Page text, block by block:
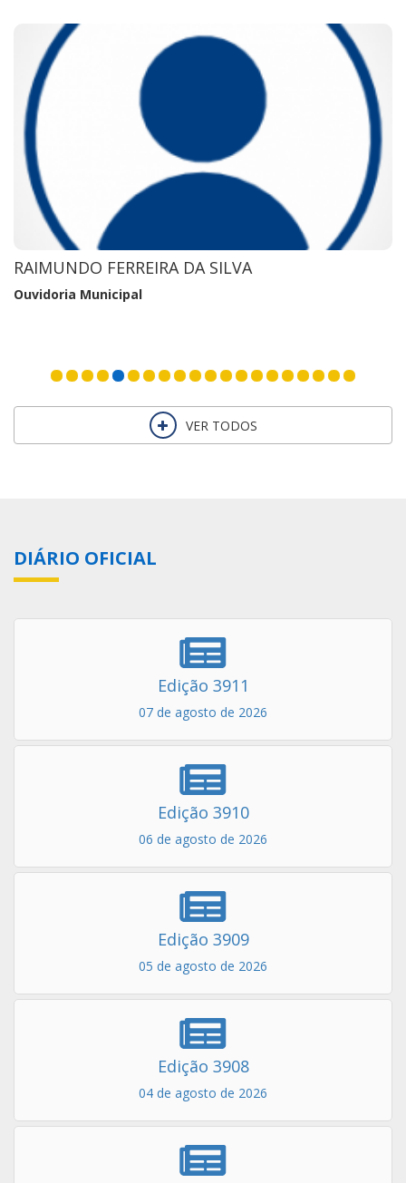
JAILTON SOARES ALMEIDA
Procuradoria Geral Do Município
07 de agosto de 2026
Edição 3910
06 de agosto de 2026
Edição 3909
05 de agosto de 2026
Edição 3908
04 de agosto de 2026
Edição 3906
31 de julho de 2026